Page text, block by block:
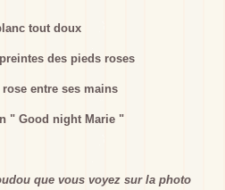
tout doux
des pieds roses
entre ses mains
" Good night Marie "
que vous voyez sur la photo